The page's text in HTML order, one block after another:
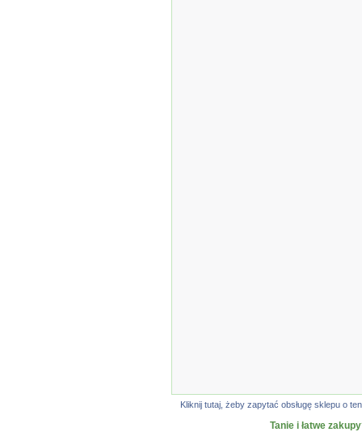
Kliknij tutaj, żeby zapytać obsługę sklepu o
Tanie i łatwe